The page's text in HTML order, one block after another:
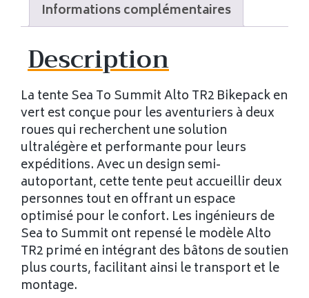
Informations complémentaires
Description
La tente Sea To Summit Alto TR2 Bikepack en
vert est conçue pour les aventuriers à deux
roues qui recherchent une solution
ultralégère et performante pour leurs
expéditions. Avec un design semi-
autoportant, cette tente peut accueillir deux
personnes tout en offrant un espace
optimisé pour le confort. Les ingénieurs de
Sea to Summit ont repensé le modèle Alto
TR2 primé en intégrant des bâtons de soutien
plus courts, facilitant ainsi le transport et le
montage.